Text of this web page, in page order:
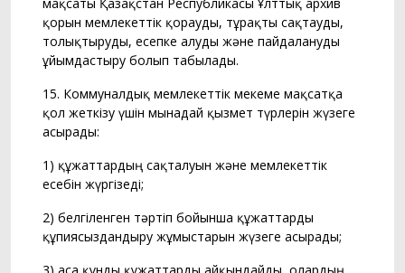
қорын мемлекеттік қорғауды, тұрақты сақтауды,
толықтыруды, есепке алуды және пайдалануды
ұйымдастыру болып табылады.
15. Коммуналдық мемлекеттік мекеме мақсатқа
қол жеткізу үшін мынадай қызмет түрлерін жүзеге
асырады:
1) құжаттардың сақталуын және мемлекеттік
есебін жүргізеді;
2) белгіленген тәртіп бойынша құжаттарды
құпиясыздандыру жұмыстарын жүзеге асырады;